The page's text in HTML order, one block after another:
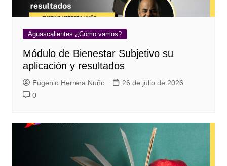
Aguascalientes ¿Cómo vamos?
Módulo de Bienestar Subjetivo su
aplicación y resultados
Eugenio Herrera Nuño
26 de julio de 2026
0